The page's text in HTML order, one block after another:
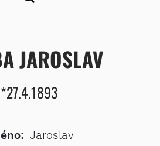
JAROSLAV
*27.4.1893
Jaroslav